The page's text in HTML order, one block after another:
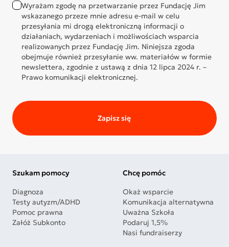
Wyrażam zgodę na przetwarzanie przez Fundację Jim
wskazanego przeze mnie adresu e-mail w celu
przesyłania mi drogą elektroniczną informacji o
działaniach, wydarzeniach i możliwościach wsparcia
realizowanych przez Fundację Jim. Niniejsza zgoda
obejmuje również przesyłanie ww. materiałów w formie
newslettera, zgodnie z ustawą z dnia 12 lipca 2024 r. –
Prawo komunikacji elektronicznej.
Zapisz się
Szukam pomocy
Diagnoza
Testy autyzm/ADHD
Pomoc prawna
Załóż Subkonto
Chcę pomóc
Okaż wsparcie
Komunikacja alternatywna
Uważna Szkoła
Podaruj 1,5%
Nasi fundraiserzy